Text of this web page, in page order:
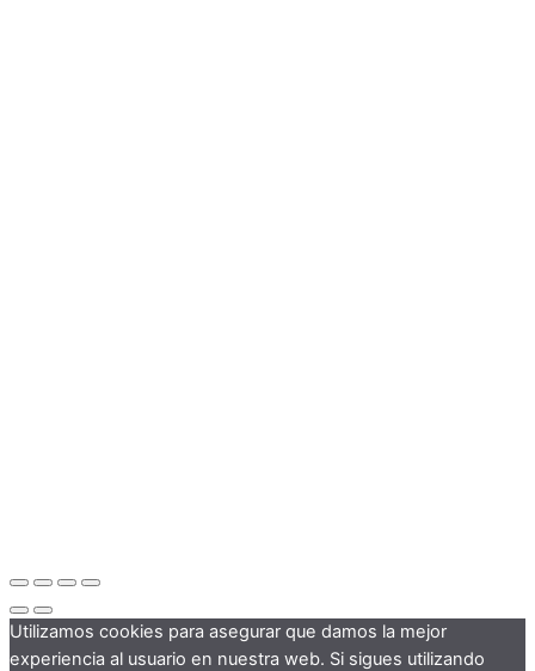
Utilizamos cookies para asegurar que damos la mejor
experiencia al usuario en nuestra web. Si sigues utilizando